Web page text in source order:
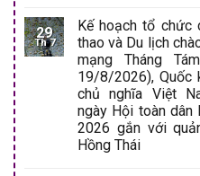
29
Th 7
Kế hoạch tổ chức
thao và Du lịch
mạng Tháng
19/8/2026), Quốc
chủ nghĩa Việt
ngày Hội toàn dân
2026 gắn với
Hồng Thái